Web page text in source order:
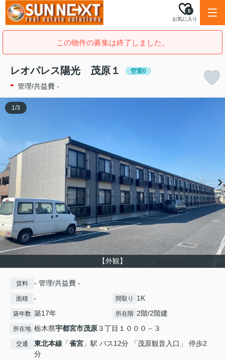
お気に入り
0
この物件の募集は終了しました。
レオパレス陽光 茂原１ 空室0
- 管理/共益費 -
【外観】
1/3
賃料 - 管理/共益費 -
面積 - 間取り 1K
築年数 築17年 所在階 2階/2階建
所在地 栃木県宇都宮市茂原３丁目１０００－３
交通 東北本線 「雀宮 」駅 バス12分 「茂原観音入口」 停歩2
分